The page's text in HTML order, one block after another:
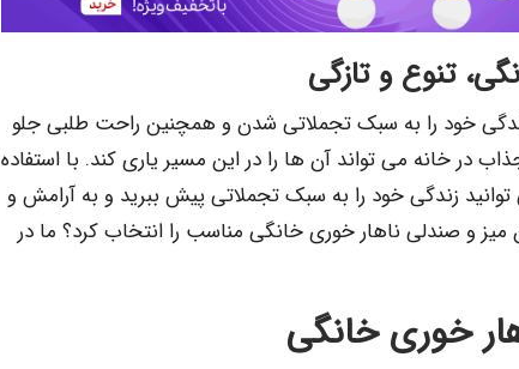
تنوع و تازگی
خود را به سبک تجملاتی شدن و همچنین راحت طلبی جلو
در خانه می تواند آن ها را در این مسیر یاری کند. با استفاده
زندگی خود را به سبک تجملاتی پیش ببرید و به آرامش و
و صندلی ناهار خوری خانگی مناسب را انتخاب کرد؟ ما در
خوری خانگی